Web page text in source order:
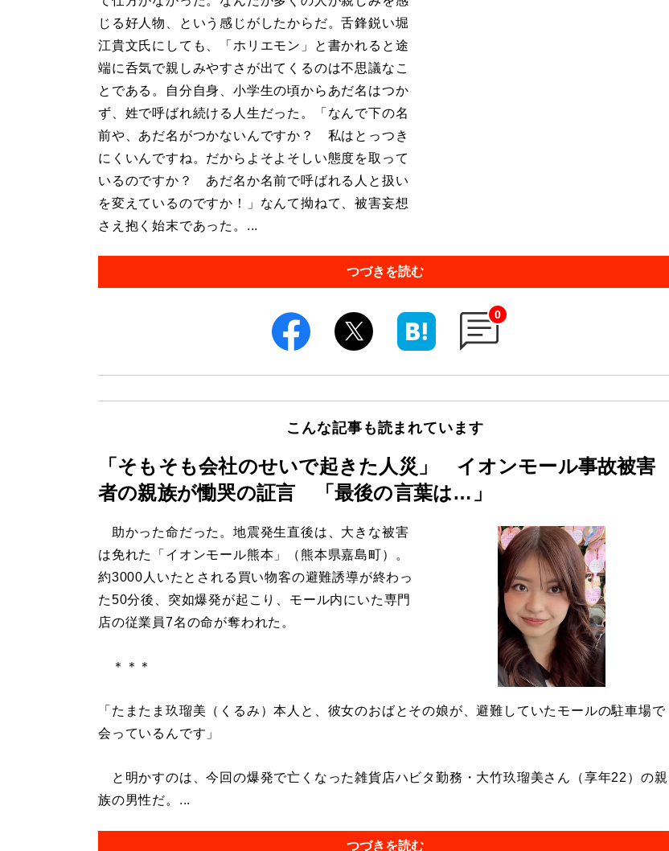
じる好人物、という感じがしたからだ。舌鋒鋭い堀
江貴文氏にしても、「ホリエモン」と書かれると途
端に呑気で親しみやすさが出てくるのは不思議なこ
とである。自分自身、小学生の頃からあだ名はつか
ず、姓で呼ばれ続ける人生だった。「なんで下の名
前や、あだ名がつかないんですか？ 私はとっつき
にくいんですね。だからよそよそしい態度を取って
いるのですか？ あだ名か名前で呼ばれる人と扱い
を変えているのですか！」なんて拗ねて、被害妄想
さえ抱く始末であった。...
つづきを読む
0
こんな記事も読まれています
「そもそも会社のせいで起きた人災」 イオンモール事故被害
者の親族が慟哭の証言 「最後の言葉は…」
助かった命だった。地震発生直後は、大きな被害
は免れた「イオンモール熊本」（熊本県嘉島町）。
約3000人いたとされる買い物客の避難誘導が終わっ
た50分後、突如爆発が起こり、モール内にいた専門
店の従業員7名の命が奪われた。
＊＊＊
「たまたま玖瑠美（くるみ）本人と、彼女のおばとその娘が、避難していたモールの駐車場で
会っているんです」
と明かすのは、今回の爆発で亡くなった雑貨店ハビタ勤務・大竹玖瑠美さん（享年22）の親
族の男性だ。...
つづきを読む